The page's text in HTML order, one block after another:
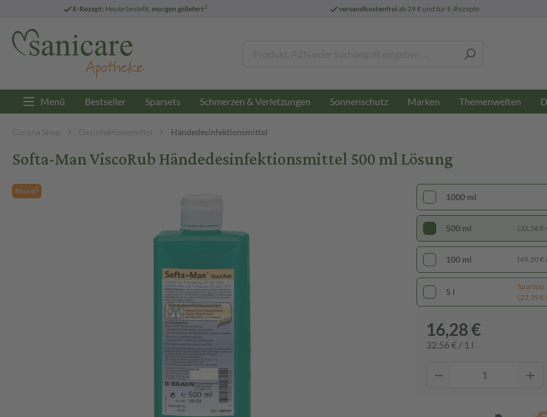
E-Rezept: Heute bestellt, morgen geliefert3 versandkostenfreiab 29 € und für E-Rezepte
Menü Bestseller Sparsets Schmerzen & Verletzungen Sonnenschutz Marken Themenwelten
Corona Shop Desinfektionsmittel Händedesinfektionsmittel
Softa-Man ViscoRub Händedesinfektionsmittel 500 ml Lösung
Biozid2
1000 ml
500 ml (32,56 €
100 ml (49,20 €
5 l
Spartipp
(23,39 €
16,28 €
32,56 € / 1 l